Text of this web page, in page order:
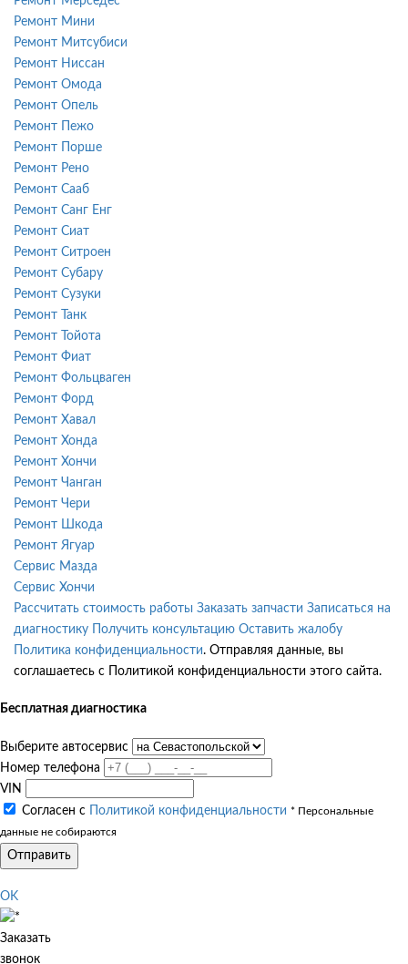
Ремонт Мини
Ремонт Митсубиси
Ремонт Ниссан
Ремонт Омода
Ремонт Опель
Ремонт Пежо
Ремонт Порше
Ремонт Рено
Ремонт Сааб
Ремонт Санг Енг
Ремонт Сиат
Ремонт Ситроен
Ремонт Субару
Ремонт Сузуки
Ремонт Танк
Ремонт Тойота
Ремонт Фиат
Ремонт Фольцваген
Ремонт Форд
Ремонт Хавал
Ремонт Хонда
Ремонт Хончи
Ремонт Чанган
Ремонт Чери
Ремонт Шкода
Ремонт Ягуар
Сервис Мазда
Сервис Хончи
Рассчитать стоимость работы Заказать запчасти Записаться на
диагностику
Получить консультацию Оставить жалобу
Политика конфиденциальности. Отправляя данные, вы
соглашаетесь с Политикой конфиденциальности этого сайта.
Бесплатная диагностика
Выберите автосервис
Номер телефона
VIN
Согласен с
Политикой конфиденциальности * Персональные
данные не собираются
Отправить
OK
Заказать
звонок